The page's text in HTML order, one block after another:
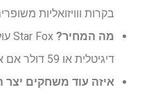
בקרות ווויזואליות
מה המחיר?
דיגיטלית או 59 דולר אם אתה קונה עותק פיזי.
איזה עוד משחקים